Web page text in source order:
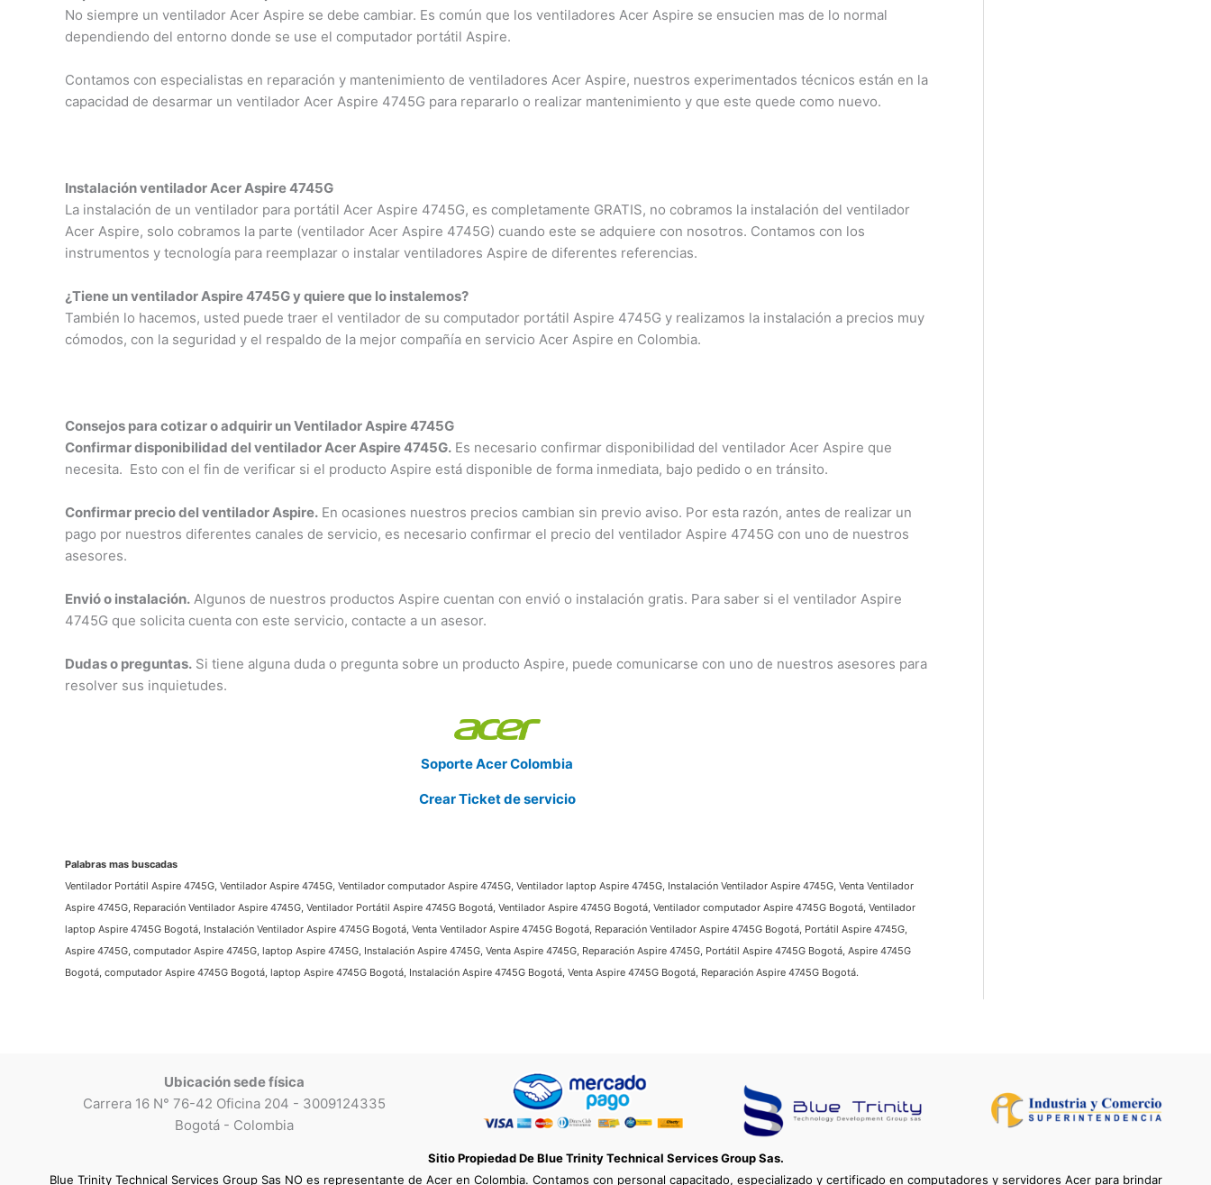
No siempre un ventilador Acer Aspire se debe cambiar. Es común que los ventiladores Acer Aspire se ensucien mas de lo normal
dependiendo del entorno donde se use el computador portátil Aspire.
Contamos con especialistas en reparación y mantenimiento de ventiladores Acer Aspire, nuestros experimentados técnicos están en la
capacidad de desarmar un ventilador Acer Aspire 4745G para repararlo o realizar mantenimiento y que este quede como nuevo.
Instalación ventilador Acer Aspire 4745G
La instalación de un ventilador para portátil Acer Aspire 4745G, es completamente GRATIS, no cobramos la instalación del ventilador
Acer Aspire, solo cobramos la parte (ventilador Acer Aspire 4745G) cuando este se adquiere con nosotros. Contamos con los
instrumentos y tecnología para reemplazar o instalar ventiladores Aspire de diferentes referencias.
¿Tiene un ventilador Aspire 4745G y quiere que lo instalemos?
También lo hacemos, usted puede traer el ventilador de su computador portátil Aspire 4745G y realizamos la instalación a precios muy
cómodos, con la seguridad y el respaldo de la mejor compañía en servicio Acer Aspire en Colombia.
Consejos para cotizar o adquirir un Ventilador Aspire 4745G
Confirmar disponibilidad del ventilador Acer Aspire 4745G. Es necesario confirmar disponibilidad del ventilador Acer Aspire que
necesita. Esto con el fin de verificar si el producto Aspire está disponible de forma inmediata, bajo pedido o en tránsito.
Confirmar precio del ventilador Aspire. En ocasiones nuestros precios cambian sin previo aviso. Por esta razón, antes de realizar un
pago por nuestros diferentes canales de servicio, es necesario confirmar el precio del ventilador Aspire 4745G con uno de nuestros
asesores.
Envió o instalación. Algunos de nuestros productos Aspire cuentan con envió o instalación gratis. Para saber si el ventilador Aspire
4745G que solicita cuenta con este servicio, contacte a un asesor.
Dudas o preguntas. Si tiene alguna duda o pregunta sobre un producto Aspire, puede comunicarse con uno de nuestros asesores para
resolver sus inquietudes.
Soporte Acer Colombia
Crear Ticket de servicio
Palabras mas buscadas
Ventilador Portátil Aspire 4745G, Ventilador Aspire 4745G, Ventilador computador Aspire 4745G, Ventilador laptop Aspire 4745G, Instalación Ventilador Aspire 4745G, Venta Ventilador
Aspire 4745G, Reparación Ventilador Aspire 4745G, Ventilador Portátil Aspire 4745G Bogotá, Ventilador Aspire 4745G Bogotá, Ventilador computador Aspire 4745G Bogotá, Ventilador
laptop Aspire 4745G Bogotá, Instalación Ventilador Aspire 4745G Bogotá, Venta Ventilador Aspire 4745G Bogotá, Reparación Ventilador Aspire 4745G Bogotá, Portátil Aspire 4745G,
Aspire 4745G, computador Aspire 4745G, laptop Aspire 4745G, Instalación Aspire 4745G, Venta Aspire 4745G, Reparación Aspire 4745G, Portátil Aspire 4745G Bogotá, Aspire 4745G
Bogotá, computador Aspire 4745G Bogotá, laptop Aspire 4745G Bogotá, Instalación Aspire 4745G Bogotá, Venta Aspire 4745G Bogotá, Reparación Aspire 4745G Bogotá.
Ubicación sede física
Carrera 16 N° 76-42 Oficina 204 - 3009124335
Bogotá - Colombia
Sitio Propiedad De Blue Trinity Technical Services Group Sas.
Blue Trinity Technical Services Group Sas NO es representante de Acer en Colombia. Contamos con personal capacitado, especializado y certificado en computadores y servidores Acer para brindar